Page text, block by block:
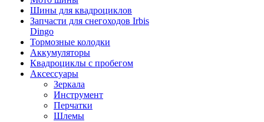
Шины для квадроциклов
Запчасти для снегоходов Irbis
Dingo
Тормозные колодки
Аккумуляторы
Квадроциклы с пробегом
Аксессуары
Зеркала
Инструмент
Перчатки
Шлемы